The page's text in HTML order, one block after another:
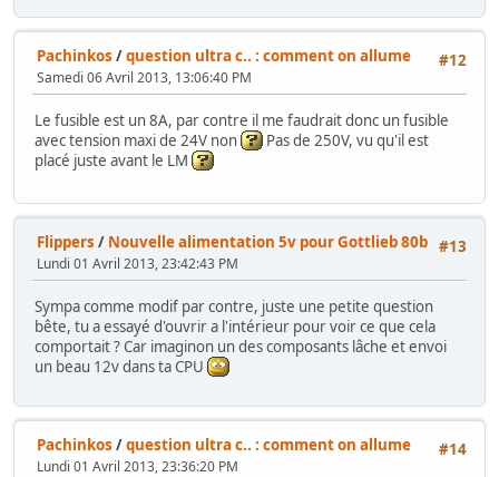
#12
Pachinkos /question ultra c.. : comment on allume
Samedi 06 Avril 2013, 13:06:40 PM
Le fusible est un 8A, par contre il me faudrait donc un fusible
avec tension maxi de 24V non
Pas de 250V, vu qu'il est
placé juste avant le LM
#13
Flippers / Nouvelle alimentation 5v pour Gottlieb 80b
Lundi 01 Avril 2013, 23:42:43 PM
Sympa comme modif par contre, juste une petite question
bête, tu a essayé d'ouvrir a l'intérieur pour voir ce que cela
comportait ? Car imaginon un des composants lâche et envoi
un beau 12v dans ta CPU
#14
Pachinkos /question ultra c.. : comment on allume
Lundi 01 Avril 2013, 23:36:20 PM